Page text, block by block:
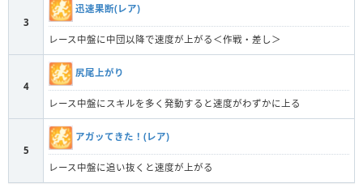
3
迅速果断(レア)
レース中盤に中団以降で速度が上がる＜作戦・差し＞
4
尻尾上がり
レース中盤にスキルを多く発動すると速度がわずかに上る
5
アガッてきた！(レア)
レース中盤に追い抜くと速度が上がる